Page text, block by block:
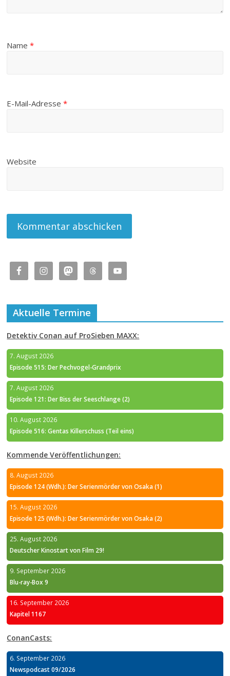
Name*
E-Mail-Adresse*
Website
Aktuelle Termine
Detektiv Conan auf ProSieben MAXX:
7. August 2026
Episode 515: Der Pechvogel-Grandprix
7. August 2026
Episode 121: Der Biss der Seeschlange (2)
10. August 2026
Episode 516: Gentas Killerschuss (Teil eins)
Kommende Veröffentlichungen:
8. August 2026
Episode 124 (Wdh.): Der Serienmörder von Osaka (1)
15. August 2026
Episode 125 (Wdh.): Der Serienmörder von Osaka (2)
25. August 2026
Deutscher Kinostart von Film 29!
9. September 2026
Blu-ray-Box 9
16. September 2026
Kapitel 1167
ConanCasts:
6. September 2026
Newspodcast 09/2026